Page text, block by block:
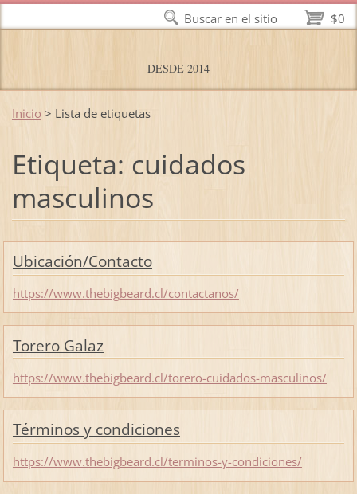
DESDE 2014
Inicio > Lista de etiquetas
Etiqueta: cuidados
masculinos
Ubicación/Contacto
https://www.thebigbeard.cl/contactanos/
Torero Galaz
https://www.thebigbeard.cl/torero-cuidados-masculinos/
Términos y condiciones
https://www.thebigbeard.cl/terminos-y-condiciones/
$0
Buscar en el sitio